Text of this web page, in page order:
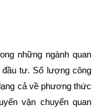
những ngành quan
tư. Số lượng công
cả về phương thức
vận chuyển quan